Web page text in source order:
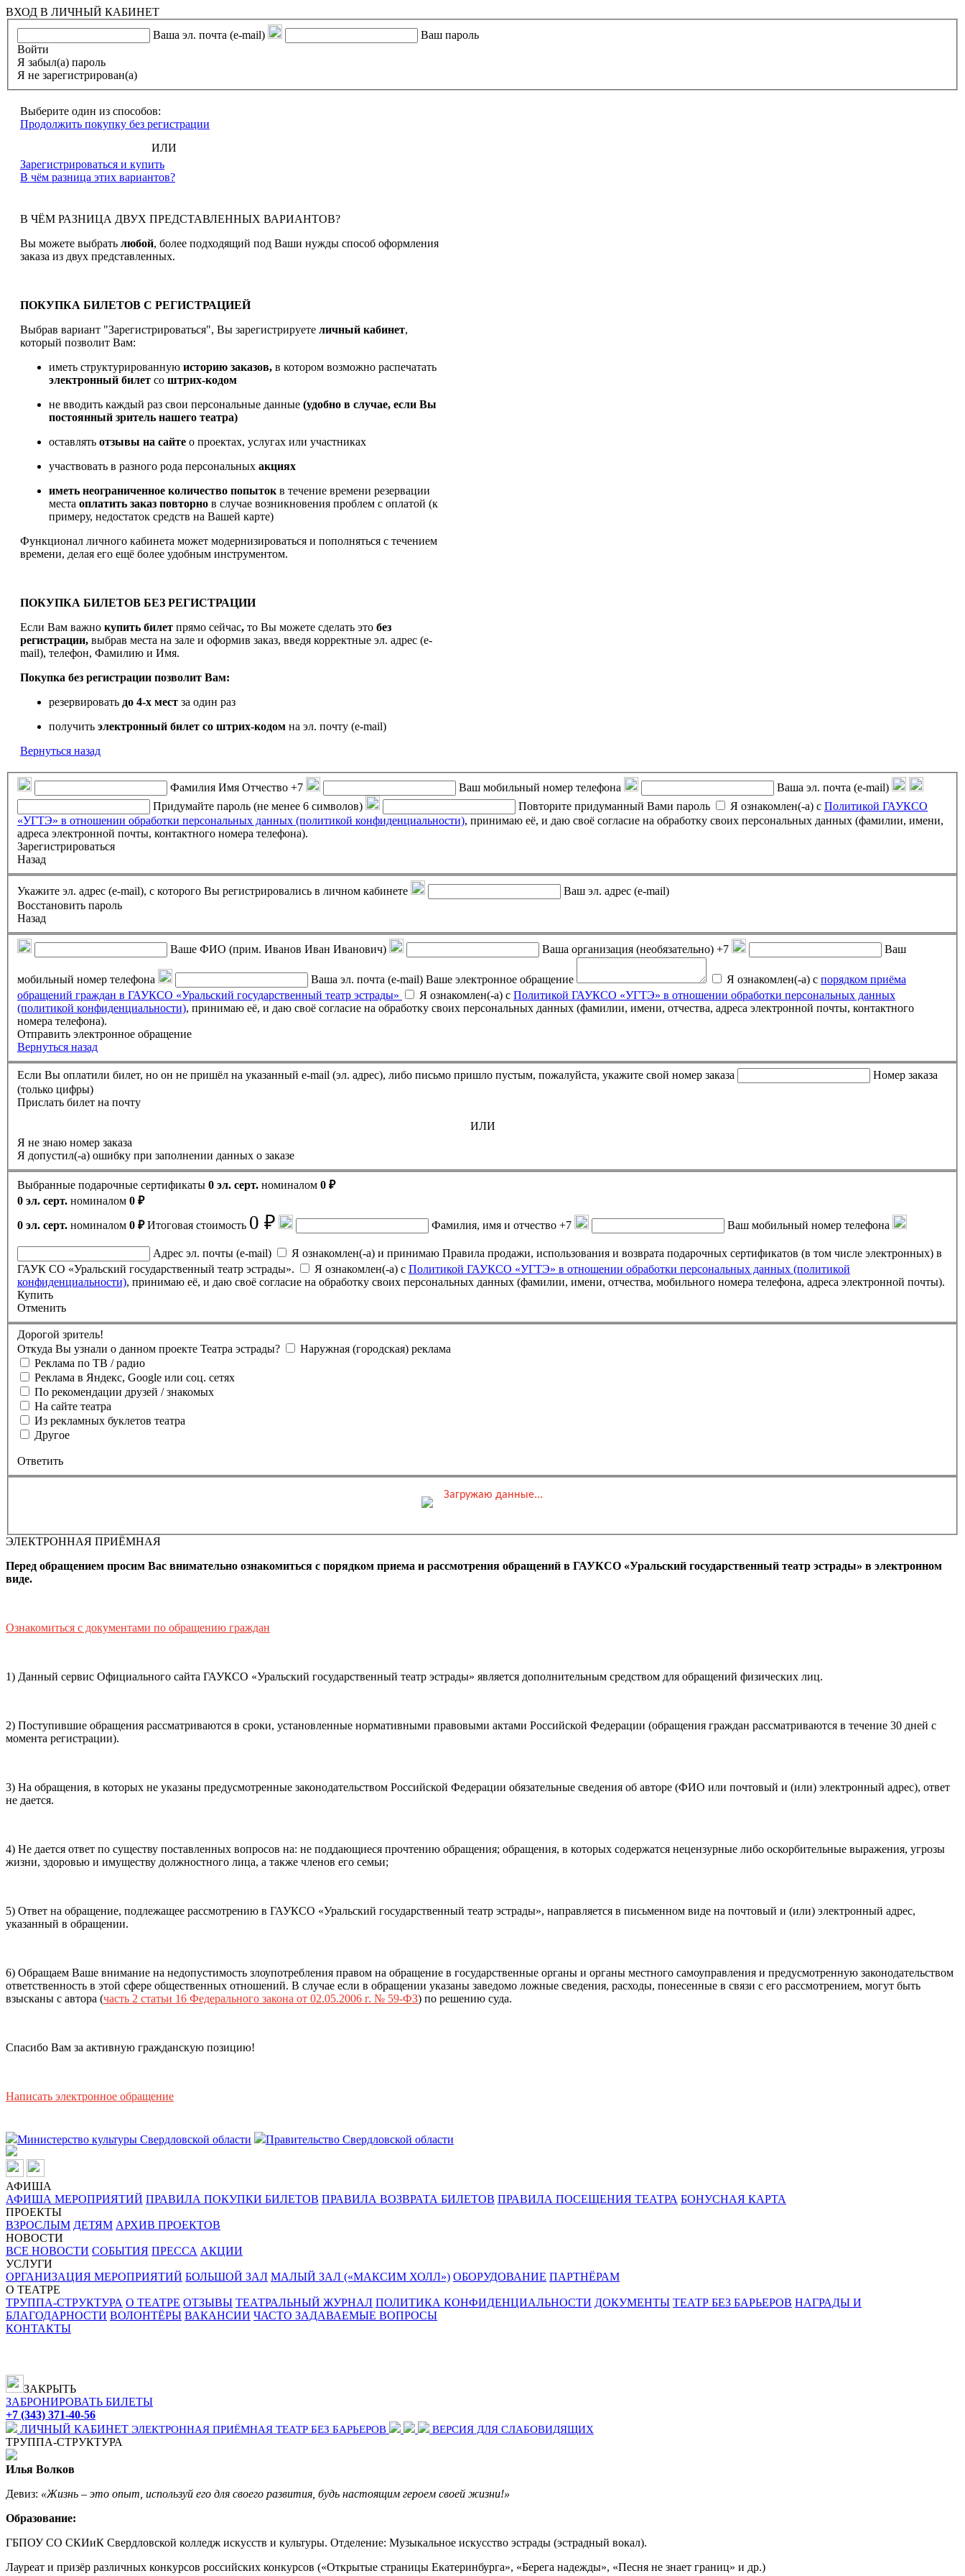
ВХОД В ЛИЧНЫЙ КАБИНЕТ
Ваша эл. почта (e-mail)
Ваш пароль
Войти
Я забыл(а) пароль
Я не зарегистрирован(а)
Выберите один из способов:
Продолжить покупку без регистрации
ИЛИ
Зарегистрироваться и купить
В чём разница этих вариантов?
В ЧЁМ РАЗНИЦА ДВУХ ПРЕДСТАВЛЕННЫХ ВАРИАНТОВ?
Вы можете выбрать любой, более подходящий под Ваши нужды способ оформления
заказа из двух представленных.
ПОКУПКА БИЛЕТОВ С РЕГИСТРАЦИЕЙ
Выбрав вариант "Зарегистрироваться", Вы зарегистрируете личный кабинет,
который позволит Вам:
иметь структурированную историю заказов, в котором возможно распечатать
электронный билет со штрих-кодом
не вводить каждый раз свои персональные данные (удобно в случае, если Вы
постоянный зритель нашего театра)
оставлять отзывы на сайте о проектах, услугах или участниках
участвовать в разного рода персональных акциях
иметь неограниченное количество попыток в течение времени резервации
места оплатить заказ повторно в случае возникновения проблем с оплатой (к
примеру, недостаток средств на Вашей карте)
Функционал личного кабинета может модернизироваться и пополняться с течением
времени, делая его ещё более удобным инструментом.
ПОКУПКА БИЛЕТОВ БЕЗ РЕГИСТРАЦИИ
Если Вам важно купить билет прямо сейчас, то Вы можете сделать это без
регистрации, выбрав места на зале и оформив заказ, введя корректные эл. адрес (e-
mail), телефон, Фамилию и Имя.
Покупка без регистрации позволит Вам:
резервировать до 4-х мест за один раз
получить электронный билет со штрих-кодом на эл. почту (e-mail)
Вернуться назад
Фамилия Имя Отчество +7 Ваш мобильный номер телефона
Ваша эл. почта (e-mail)
Придумайте пароль (не менее 6 символов)
Повторите придуманный Вами пароль Я ознакомлен(-а) с Политикой ГАУКСО
«УГТЭ» в отношении обработки персональных данных (политикой конфиденциальности), принимаю её, и даю своё согласие на обработку своих персональных данных (фамилии, имени,
адреса электронной почты, контактного номера телефона).
Зарегистрироваться
Назад
Укажите эл. адрес (e-mail), с которого Вы регистрировались в личном кабинете
Ваш эл. адрес (e-mail)
Восстановить пароль
Назад
Ваше ФИО (прим. Иванов Иван Иванович) Ваша организация (необязательно) +7 Ваш
мобильный номер телефона Ваша эл. почта (e-mail) Ваше электронное обращение Я ознакомлен(-а) с порядком приёма
обращений граждан в ГАУКСО «Уральский государственный театр эстрады»
Я ознакомлен(-а) с Политикой ГАУКСО «УГТЭ» в отношении обработки персональных данных
(политикой конфиденциальности), принимаю её, и даю своё согласие на обработку своих персональных данных (фамилии, имени, отчества, адреса электронной почты, контактного
номера телефона).
Отправить электронное обращение
Вернуться назад
Если Вы оплатили билет, но он не пришёл на указанный e-mail (эл. адрес), либо письмо пришло пустым, пожалуйста, укажите свой номер заказа
Номер заказа
(только цифры)
Прислать билет на почту
ИЛИ
Я не знаю номер заказа
Я допустил(-а) ошибку при заполнении данных о заказе
Выбранные подарочные сертификаты 0 эл. серт. номиналом 0 ₽
0 эл. серт. номиналом 0 ₽
0 эл. серт. номиналом 0 ₽ Итоговая стоимость 0 ₽ Фамилия, имя и отчество +7 Ваш мобильный номер телефона
Адрес эл. почты (e-mail)
Я ознакомлен(-а) и принимаю Правила продажи, использования и возврата подарочных сертификатов (в том числе электронных) в
ГАУК СО «Уральский государственный театр эстрады».
Я ознакомлен(-а) с Политикой ГАУКСО «УГТЭ» в отношении обработки персональных данных (политикой
конфиденциальности) , принимаю её, и даю своё согласие на обработку своих персональных данных (фамилии, имени, отчества, мобильного номера телефона, адреса электронной почты).
Купить
Отменить
Дорогой зритель!
Откуда Вы узнали о данном проекте Театра эстрады?
Наружная (городская) реклама
Реклама по ТВ / радио
Реклама в Яндекс, Google или соц. сетях
По рекомендации друзей / знакомых
На сайте театра
Из рекламных буклетов театра
Другое
Ответить
Загружаю данные...
Вы бронируете места наМероприятие состоится 0 ₽
Промокод
Применить
обработки персональных данных (политикой конфиденциальности) , принимаю её, и даю своё согласие на обработку своих персональных данных (фамилии, имени, адреса электронной
почты, контактного номера телефона).
ЭЛЕКТРОННАЯ ПРИЁМНАЯ
Перед обращением просим Вас внимательно ознакомиться с порядком приема и рассмотрения обращений в ГАУКСО «Уральский государственный театр эстрады» в электронном
виде.
Ознакомиться с документами по обращению граждан
1) Данный сервис Официального сайта ГАУКСО «Уральский государственный театр эстрады» является дополнительным средством для обращений физических лиц.
2) Поступившие обращения рассматриваются в сроки, установленные нормативными правовыми актами Российской Федерации (обращения граждан рассматриваются в течение 30 дней с
момента регистрации).
3) На обращения, в которых не указаны предусмотренные законодательством Российской Федерации обязательные сведения об авторе (ФИО или почтовый и (или) электронный адрес), ответ
не дается.
4) Не дается ответ по существу поставленных вопросов на: не поддающиеся прочтению обращения; обращения, в которых содержатся нецензурные либо оскорбительные выражения, угрозы
жизни, здоровью и имуществу должностного лица, а также членов его семьи;
5) Ответ на обращение, подлежащее рассмотрению в ГАУКСО «Уральский государственный театр эстрады», направляется в письменном виде на почтовый и (или) электронный адрес,
указанный в обращении.
6) Обращаем Ваше внимание на недопустимость злоупотребления правом на обращение в государственные органы и органы местного самоуправления и предусмотренную законодательством
ответственность в этой сфере общественных отношений. В случае если в обращении указаны заведомо ложные сведения, расходы, понесенные в связи с его рассмотрением, могут быть
взысканы с автора (часть 2 статьи 16 Федерального закона от 02.05.2006 г. № 59-ФЗ) по решению суда.
Спасибо Вам за активную гражданскую позицию!
Написать электронное обращение
Министерство культуры Свердловской области Правительство Свердловской области
АФИША
АФИША МЕРОПРИЯТИЙ ПРАВИЛА ПОКУПКИ БИЛЕТОВ ПРАВИЛА ВОЗВРАТА БИЛЕТОВ ПРАВИЛА ПОСЕЩЕНИЯ ТЕАТРА БОНУСНАЯ КАРТА
ПРОЕКТЫ
ВЗРОСЛЫМ ДЕТЯМ АРХИВ ПРОЕКТОВ
НОВОСТИ
ВСЕ НОВОСТИ СОБЫТИЯ ПРЕССА АКЦИИ
УСЛУГИ
ОРГАНИЗАЦИЯ МЕРОПРИЯТИЙ БОЛЬШОЙ ЗАЛ МАЛЫЙ ЗАЛ («МАКСИМ ХОЛЛ») ОБОРУДОВАНИЕ ПАРТНЁРАМ
О ТЕАТРЕ
ТРУППА-СТРУКТУРА О ТЕАТРЕ ОТЗЫВЫ ТЕАТРАЛЬНЫЙ ЖУРНАЛ ПОЛИТИКА КОНФИДЕНЦИАЛЬНОСТИ ДОКУМЕНТЫ ТЕАТР БЕЗ БАРЬЕРОВ НАГРАДЫ И
БЛАГОДАРНОСТИ ВОЛОНТЁРЫ ВАКАНСИИ ЧАСТО ЗАДАВАЕМЫЕ ВОПРОСЫ
КОНТАКТЫ
ЗАКРЫТЬ
ЗАБРОНИРОВАТЬ БИЛЕТЫ
+7 (343) 371-40-56
ЛИЧНЫЙ КАБИНЕТ ЭЛЕКТРОННАЯ ПРИЁМНАЯ ТЕАТР БЕЗ БАРЬЕРОВ ВЕРСИЯ ДЛЯ СЛАБОВИДЯЩИХ
ТРУППА-СТРУКТУРА
Илья Волков
Девиз: «Жизнь – это опыт, используй его для своего развития, будь настоящим героем своей жизни!»
Образование:
ГБПОУ СО СКИиК Свердловской колледж искусств и культуры. Отделение: Музыкальное искусство эстрады (эстрадный вокал).
Лауреат и призёр различных конкурсов российских конкурсов («Открытые страницы Екатеринбурга», «Берега надежды», «Песня не знает границ» и др.)